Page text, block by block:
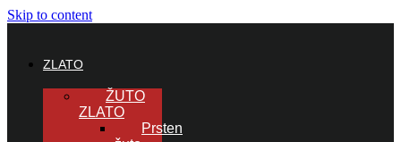
Skip to content
ZLATO
ŽUTO
ZLATO
Prsten